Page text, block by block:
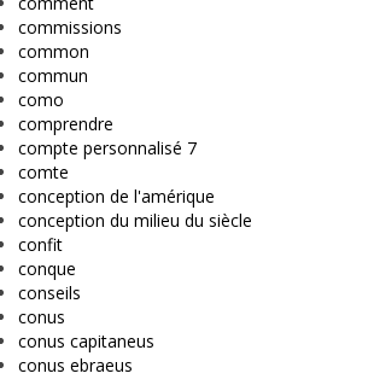
commissions
common
commun
como
comprendre
compte personnalisé 7
comte
conception de l'amérique
conception du milieu du siècle
confit
conque
conseils
conus
conus capitaneus
conus ebraeus